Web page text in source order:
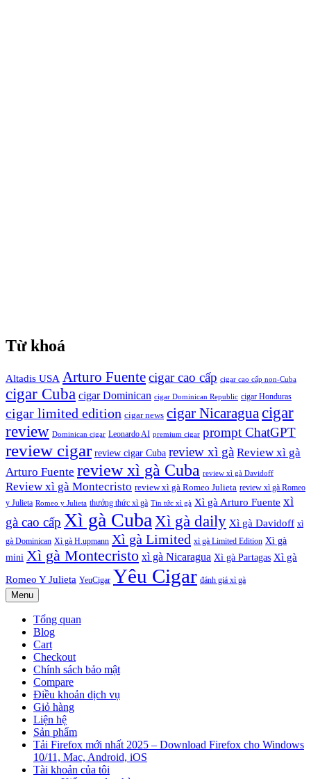
Từ khoá
Altadis USA Arturo Fuentecigar cao cấp cigar cao cấp non-Cuba
cigar Cuba cigar Dominican cigar Dominican Republic cigar Honduras
cigar limited edition cigar news cigar Nicaragua cigar
review Dominican cigar Leonardo AI premium cigar prompt ChatGPT
review cigar review cigar Cuba review xì gà Review xì gà
Arturo Fuente review xì gà Cuba review xì gà Davidoff
Review xì gà Montecristo review xì gà Romeo Julieta review xì gà Romeo
y Julieta Romeo y Julieta thưởng thức xì gà Tin tức xì gà Xì gà Arturo Fuente xì
gà cao cấp Xì gà Cuba Xì gà daily Xì gà Davidoff xì
gà Dominican Xì gà H.upmann Xì gà Limited xì gà Limited Edition Xì gà
mini Xì gà Montecristo xì gà Nicaragua Xì gà Partagas Xì gà
Romeo Y Julieta YeuCigar Yêu Cigar đánh giá xì gà
Menu
Tổng quan
Blog
Cart
Checkout
Chính sách bảo mật
Compare
Điều khoản dịch vụ
Giỏ hàng
Liện hệ
Sản phẩm
Tải Firefox mới nhất 2025 – Download Firefox cho Windows
10/11, Mac, Android, iOS
Tài khoản của tôi